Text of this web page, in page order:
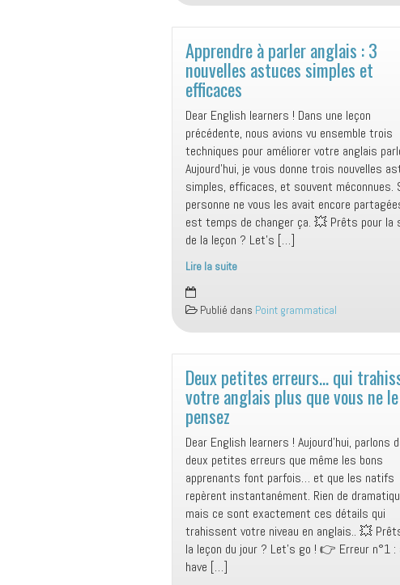
expression
méconnue…
mais
essentielle
Apprendre à parler anglais : 3
nouvelles astuces simples et
efficaces
Dear English learners ! Dans une leçon
précédente, nous avions vu ensemble trois
techniques pour améliorer votre anglais
Aujourd’hui, je vous donne trois nouvelles
simples, efficaces, et souvent méconnues.
personne ne vous les avait encore
est temps de changer ça. 💥 Prêts pour la
de la leçon ? Let’s […]
Lire la suite
Apprendre
à
parler
anglais
:
3
nouvelles
astuces
simples
et
efficaces
Publié dans Point grammatical
Deux petites erreurs… qui
votre anglais plus que vous ne le
pensez
Dear English learners ! Aujourd’hui, parlons
deux petites erreurs que même les bons
apprenants font parfois… et que les natifs
repèrent instantanément. Rien de
mais ce sont exactement ces détails qui
trahissent votre niveau en anglais.. 💥
la leçon du jour ? Let’s go ! 👉 Erreur n°1 :
have […]